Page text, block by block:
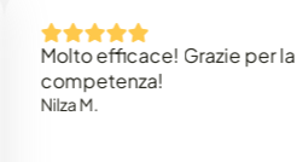
efficace! Grazie per la